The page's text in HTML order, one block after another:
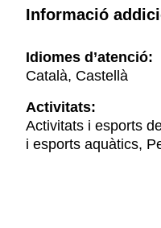
Informació
Idiomes d’atenció:
Català, Castellà
Activitats:
Activitats i esports
i esports aquàtics,